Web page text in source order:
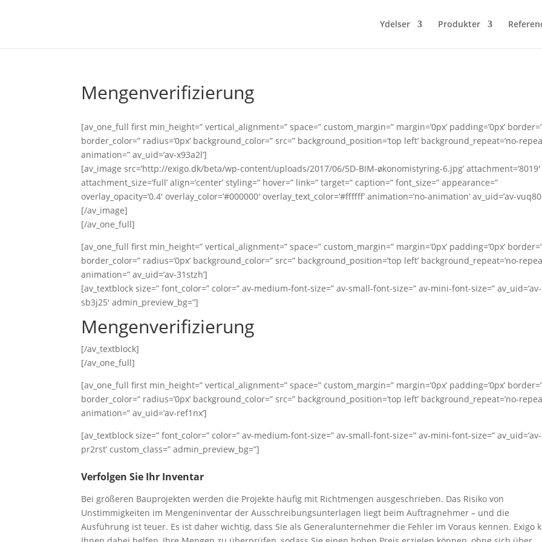
Ydelser Produkter
Mengenverifizierung
[av_one_full first min_height=” vertical_alignment=” space=” custom_margin=” margin=’0px’ padding=’0px’
border_color=” radius=’0px’ background_color=” src=” background_position=’top left’ background_repeat=’no-
animation=” av_uid=’av-x93a2l’]
[av_image src=’http://exigo.dk/beta/wp-content/uploads/2017/06/5D-BIM-økonomistyring-6.jpg’ attachment=’8019′
attachment_size=’full’ align=’center’ styling=” hover=” link=” target=” caption=” font_size=” appearance=”
overlay_opacity=’0.4′ overlay_color=’#000000′ overlay_text_color=’#ffffff’ animation=’no-animation’ av_uid=’av-
[/av_image]
[/av_one_full]
[av_one_full first min_height=” vertical_alignment=” space=” custom_margin=” margin=’0px’ padding=’0px’
border_color=” radius=’0px’ background_color=” src=” background_position=’top left’ background_repeat=’no-
animation=” av_uid=’av-31stzh’]
[av_textblock size=” font_color=” color=” av-medium-font-size=” av-small-font-size=” av-mini-font-size=” av_uid=’av-
sb3j25′ admin_preview_bg=”]
Mengenverifizierung
[/av_textblock]
[/av_one_full]
[av_one_full first min_height=” vertical_alignment=” space=” custom_margin=” margin=’0px’ padding=’0px’
border_color=” radius=’0px’ background_color=” src=” background_position=’top left’ background_repeat=’no-
animation=” av_uid=’av-ref1nx’]
[av_textblock size=” font_color=” color=” av-medium-font-size=” av-small-font-size=” av-mini-font-size=” av_uid=’av-
pr2rst’ custom_class=” admin_preview_bg=”]
Verfolgen Sie Ihr Inventar
Bei größeren Bauprojekten werden die Projekte häufig mit Richtmengen ausgeschrieben. Das Risiko von
Unstimmigkeiten im Mengeninventar der Ausschreibungsunterlagen liegt beim Auftragnehmer – und die
Ausführung ist teuer. Es ist daher wichtig, dass Sie als Generalunternehmer die Fehler im Voraus kennen. Exigo